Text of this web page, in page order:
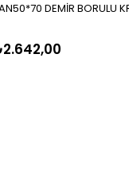
DEMİR BORULU